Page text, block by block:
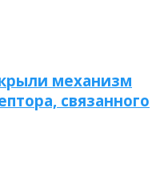
механизм
связанного